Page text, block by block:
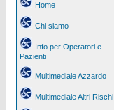
Home
Chi siamo
Info per Operatori e
Pazienti
Multimediale Azzardo
Multimediale Altri Rischi